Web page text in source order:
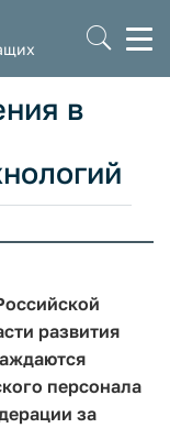
в
развития
персонала
за